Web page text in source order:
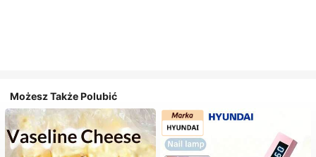
Możesz Także Polubić